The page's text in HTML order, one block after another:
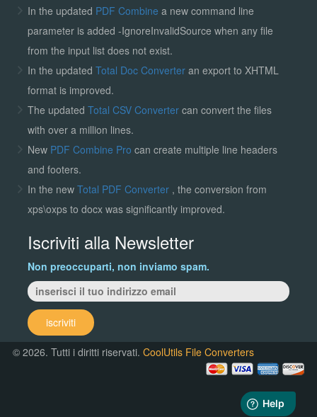
In the updated PDF Combine a new command line
parameter is added -IgnoreInvalidSource when any file
from the input list does not exist.
In the updated Total Doc Converter an export to XHTML
format is improved.
The updated Total CSV Convertercan convert the files
with over a million lines.
New PDF Combine Pro can create multiple line headers
and footers.
In the new Total PDF Converter , the conversion from
xps\oxps to docx was significantly improved.
Iscriviti alla Newsletter
Non preoccuparti, non inviamo spam.
iscriviti
© 2026. Tutti i diritti riservati.CoolUtils File Converters